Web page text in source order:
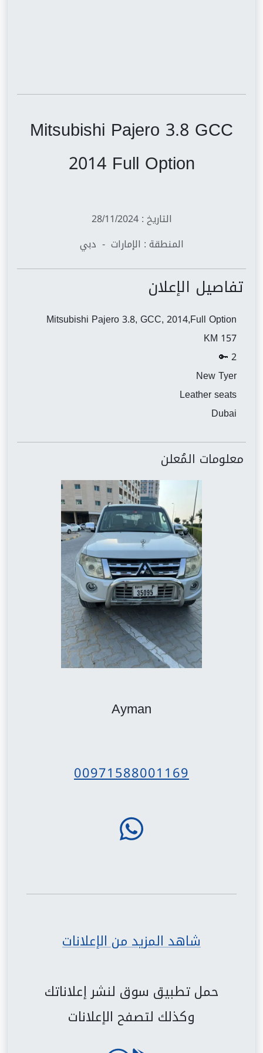
Mitsubishi Pajero 3.8 GCC
2014 Full Option
التاريخ : 28/11/2024
المنطقة : الإمارات - دبي
تفاصيل الإعلان
Mitsubishi Pajero 3.8, GCC, 2014,Full Option
157 KM
2 🔑
New Tyer
Leather seats
Dubai
معلومات المُعلن
Ayman
00971588001169
شاهد المزيد من الإعلانات
حمل تطبيق سوق لنشر إعلاناتك
وكذلك لتصفح الإعلانات